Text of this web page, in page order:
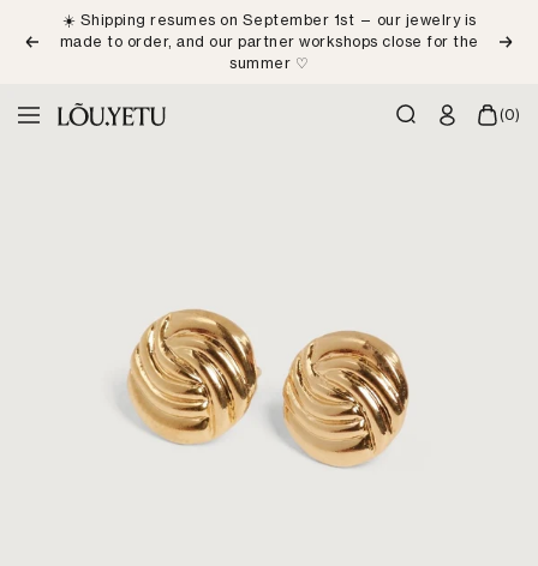
contentPrevious
☀️ Shipping resumes on September 1st — our jewelry is
made to order, and our partner workshops close for the
summer ♡
Next
NavigationLÕU.YETU
(0)